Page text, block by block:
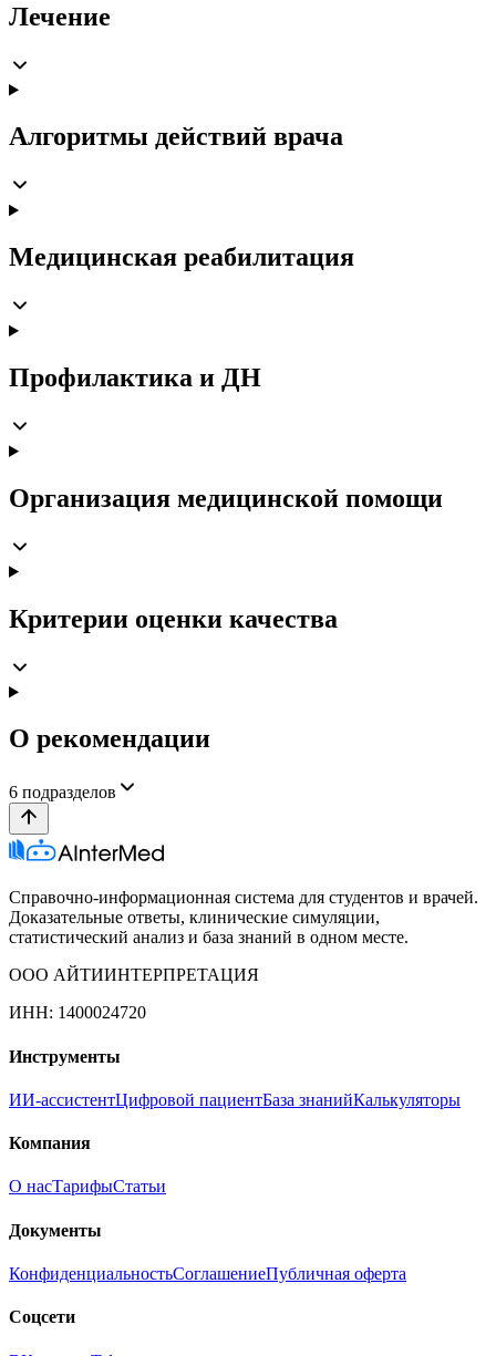
Лечение
Алгоритмы действий врача
Медицинская реабилитация
Профилактика и ДН
Организация медицинской помощи
Критерии оценки качества
О рекомендации
6 подразделов
Справочно-информационная система для студентов и врачей.
Доказательные ответы, клинические симуляции,
статистический анализ и база знаний в одном месте.
ООО АЙТИИНТЕРПРЕТАЦИЯ
ИНН: 1400024720
Инструменты
ИИ-ассистентЦифровой пациентБаза знанийКалькуляторы
Компания
О насТарифыСтатьи
Документы
КонфиденциальностьСоглашениеПубличная оферта
Соцсети